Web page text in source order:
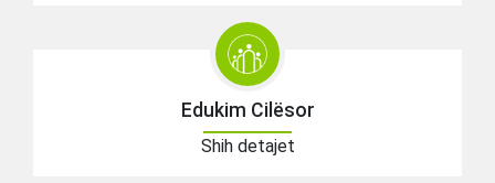
Edukim Cilësor
Shih detajet